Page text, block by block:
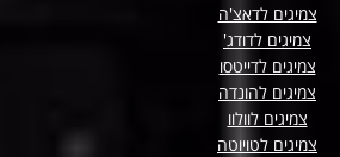
צמיגים לדאצ'ה
צמיגים לדודג'
צמיגים לדייטסו
צמיגים להונדה
צמיגים לוולוו
צמיגים לטויוטה